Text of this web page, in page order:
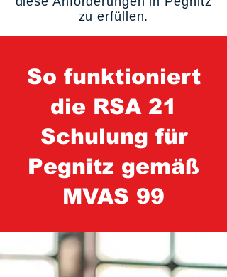
zu erfüllen.
So funktioniert
die RSA 21
Schulung für
Pegnitz gemäß
MVAS 99